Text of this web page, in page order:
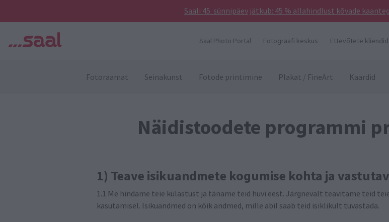
Saali 45. sünnipäev jätkub: 45 % allahindlust kõvade
Saal Photo Portal Fotograafi keskus Ettevõtete kliendid
Fotoraamat Seinakunst Fotode printimine Plakat / FineArt Kaardid
Näidistoodete programmi
1) Teave isikuandmete kogumise kohta ja
1.1 Me hindame teie külastust ja täname teid huvi eest. Järgnevalt teavitame teid
kasutamisel. Isikuandmed on kõik andmed, mille abil saab teid isiklikult tuvastada.